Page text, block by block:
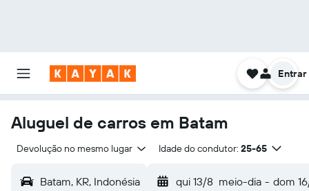
Entrar
Aluguel de carros em Batam
Devolução no mesmo lugar Idade do condutor: 25-65
Batam, KR, Indonésia qui 13/8 meio-dia - dom